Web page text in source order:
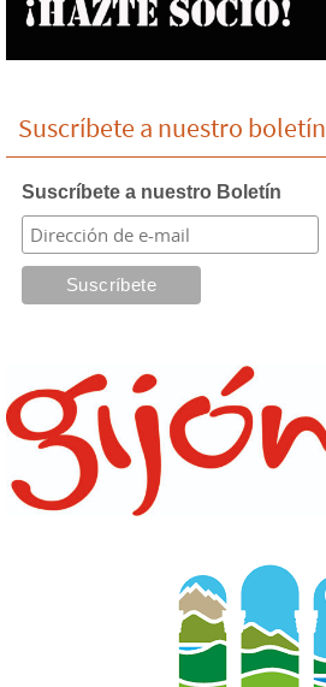
Suscríbete a nuestro boletín
Suscríbete a nuestro Boletín